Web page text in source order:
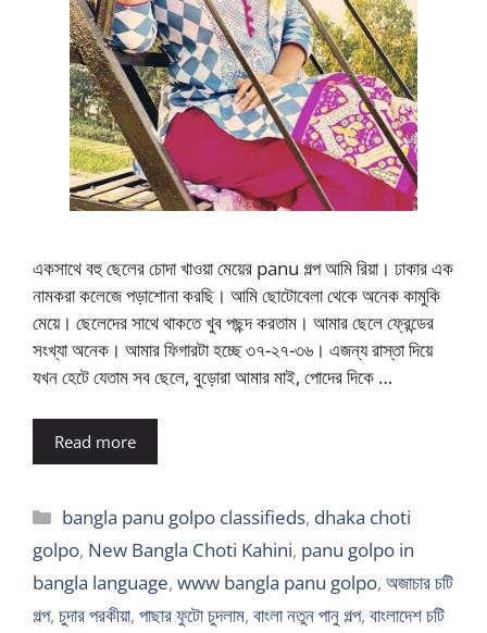
একসাথে বহু ছেলের চোদা খাওয়া মেয়ের panu গল্প আমি রিয়া। ঢাকার এক
নামকরা কলেজে পড়াশোনা করছি। আমি ছোটোবেলা থেকে অনেক কামুকি
মেয়ে। ছেলেদের সাথে থাকতে খুব পছন্দ করতাম। আমার ছেলে ফ্রেন্ডের
সংখ্যা অনেক। আমার ফিগারটা হচ্ছে ৩৭-২৭-৩৬। এজন্য রাস্তা দিয়ে
যখন হেটে যেতাম সব ছেলে, বুড়োরা আমার মাই, পোদের দিকে …
Read more
Categories
bangla panu golpo classifieds, dhaka choti
golpo, New Bangla Choti Kahini, panu golpo in
bangla language, www bangla panu golpo, অজাচার চটি
গল্প, চুদার পরকীয়া, পাছার ফুটো চুদলাম, বাংলা নতুন পানু গল্প, বাংলাদেশ চটি